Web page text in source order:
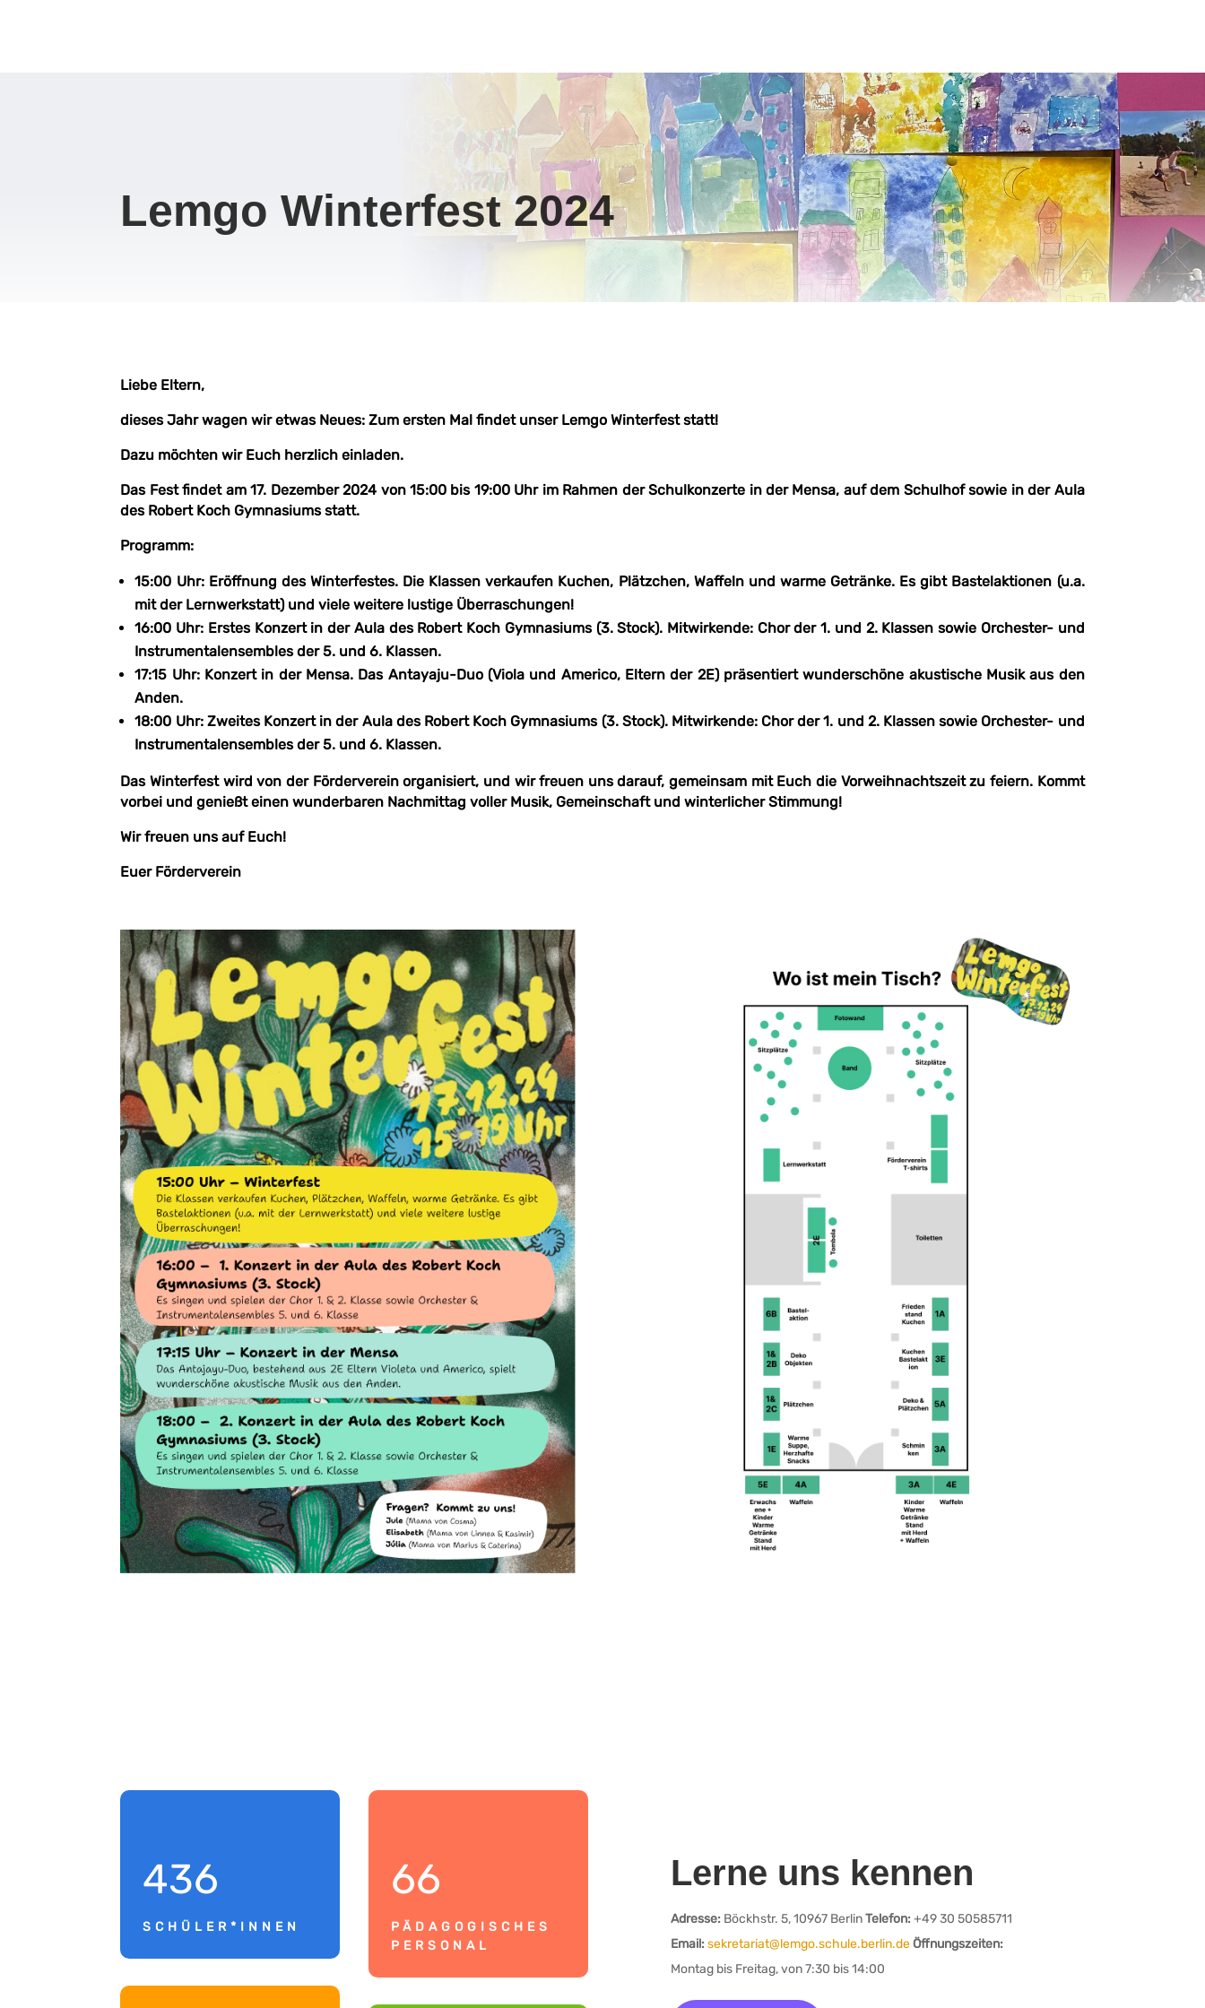
Lemgo Winterfest 2024
Liebe Eltern,
dieses Jahr wagen wir etwas Neues: Zum ersten Mal findet unser Lemgo Winterfest statt!
Dazu möchten wir Euch herzlich einladen.
Das Fest findet am 17. Dezember 2024 von 15:00 bis 19:00 Uhr im Rahmen der Schulkonzerte in der Mensa, auf dem Schulhof sowie in der Aula
des Robert Koch Gymnasiums statt.
Programm:
15:00 Uhr: Eröffnung des Winterfestes. Die Klassen verkaufen Kuchen, Plätzchen, Waffeln und warme Getränke. Es gibt Bastelaktionen (u.a.
mit der Lernwerkstatt) und viele weitere lustige Überraschungen!
16:00 Uhr: Erstes Konzert in der Aula des Robert Koch Gymnasiums (3. Stock). Mitwirkende: Chor der 1. und 2. Klassen sowie Orchester- und
Instrumentalensembles der 5. und 6. Klassen.
17:15 Uhr: Konzert in der Mensa. Das Antayaju-Duo (Viola und Americo, Eltern der 2E) präsentiert wunderschöne akustische Musik aus den
Anden.
18:00 Uhr: Zweites Konzert in der Aula des Robert Koch Gymnasiums (3. Stock). Mitwirkende: Chor der 1. und 2. Klassen sowie Orchester- und
Instrumentalensembles der 5. und 6. Klassen.
Das Winterfest wird von der Förderverein organisiert, und wir freuen uns darauf, gemeinsam mit Euch die Vorweihnachtszeit zu feiern. Kommt
vorbei und genießt einen wunderbaren Nachmittag voller Musik, Gemeinschaft und winterlicher Stimmung!
Wir freuen uns auf Euch!
Euer Förderverein
436
SCHÜLER*INNEN
66
PÄDAGOGISCHES
PERSONAL
Lerne uns kennen
Adresse: Böckhstr. 5, 10967 BerlinTelefon: +49 30 50585711
Email: sekretariat@lemgo.schule.berlin.deÖffnungszeiten:
Montag bis Freitag, von 7:30 bis 14:00